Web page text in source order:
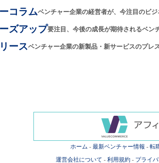
コラムベンチャー企業の経営者が、今注目のビジ
ズアップ要注目、今後の成長が期待されるベン
ースベンチャー企業の新製品・新サービスのプレ
ホーム - 最新ベンチャー情報 - 転
運営会社について - 利用規約 - プライ